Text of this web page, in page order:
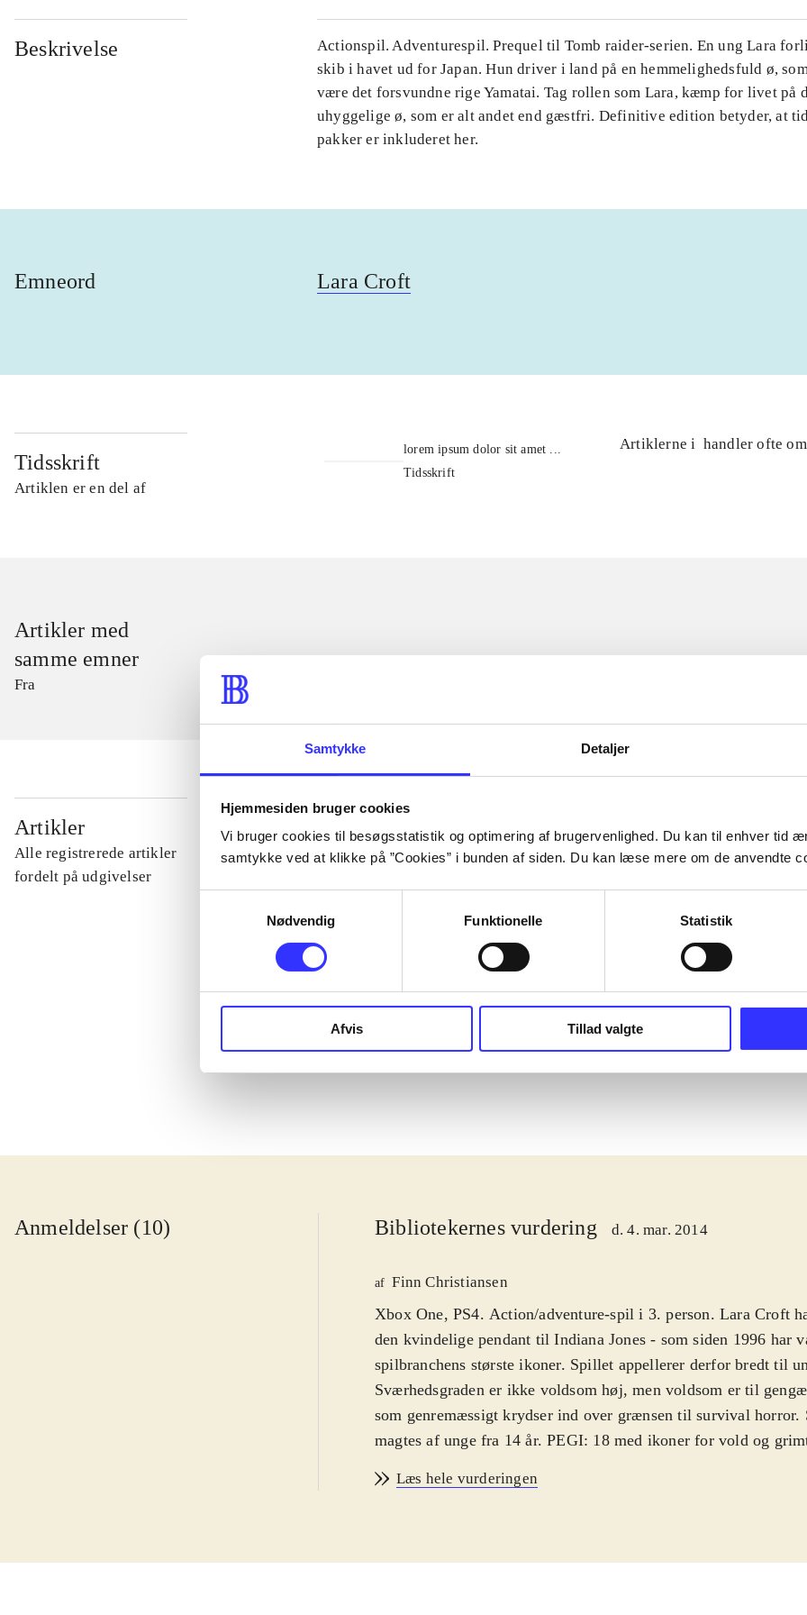
Samtykke Detaljer
Hjemmesiden bruger cookies
Vi bruger cookies til besøgsstatistik og optimering af brugervenlighed. Du kan til enhver tid
samtykke ved at klikke på ”Cookies” i bunden af siden. Du kan læse mere om de anvendte
Nødvendig
Funktionelle Statistik
Afvis Tillad valgte
Beskrivelse
Actionspil. Adventurespil. Prequel til Tomb raider-serien. En ung Lara
skib i havet ud for Japan. Hun driver i land på en hemmelighedsfuld ø,
være det forsvundne rige Yamatai. Tag rollen som Lara, kæmp for livet på
uhyggelige ø, som er alt andet end gæstfri. Definitive edition betyder, at
pakker er inkluderet her.
Emneord Lara Croft
Tidsskrift
Artiklen er en del af
lorem ipsum dolor sit amet ...
Tidsskrift
Artiklerne i handler ofte om
Artikler med
samme emner
Fra
Artikler
Alle registrerede artikler
fordelt på udgivelser
...
...
...
...
Anmeldelser (10) Bibliotekernes vurdering d. 4. mar. 2014
af Finn Christiansen
Xbox One, PS4. Action/adventure-spil i 3. person. Lara Croft
den kvindelige pendant til Indiana Jones - som siden 1996 har
spilbranchens største ikoner. Spillet appellerer derfor bredt til
Sværhedsgraden er ikke voldsom høj, men voldsom er til
som genremæssigt krydser ind over grænsen til survival horror.
magtes af unge fra 14 år. PEGI: 18 med ikoner for vold og
Handlingen er identisk med PS3- og Xbox 360-versionerne,
Yamatai. Undervejs i historien transformeres den unge og
Læs hele vurderingen